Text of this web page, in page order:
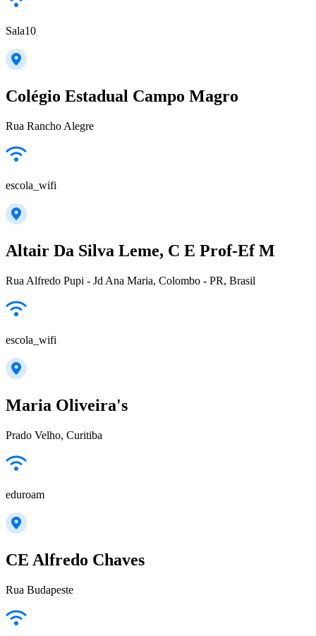
Sala10
Colégio Estadual Campo Magro
Rua Rancho Alegre
escola_wifi
Altair Da Silva Leme, C E Prof-Ef M
Rua Alfredo Pupi - Jd Ana Maria, Colombo - PR, Brasil
escola_wifi
Maria Oliveira's
Prado Velho, Curitiba
eduroam
CE Alfredo Chaves
Rua Budapeste